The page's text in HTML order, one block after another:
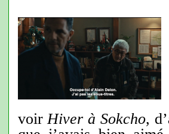
voir Hiver à Sokcho,